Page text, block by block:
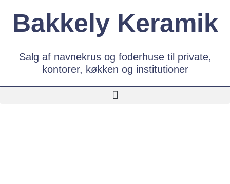
Bakkely Keramik
Salg af navnekrus og foderhuse til private,
kontorer, køkken og institutioner